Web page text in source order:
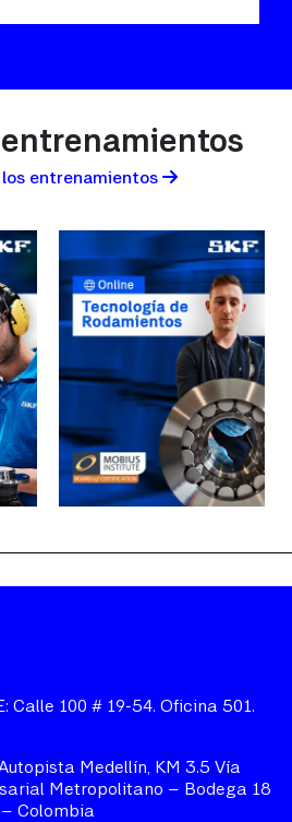
entrenamientos
Calle 100 # 19-54. Oficina 501.
Medellín, KM 3.5 Vía
Metropolitano – Bodega 18
Colombia